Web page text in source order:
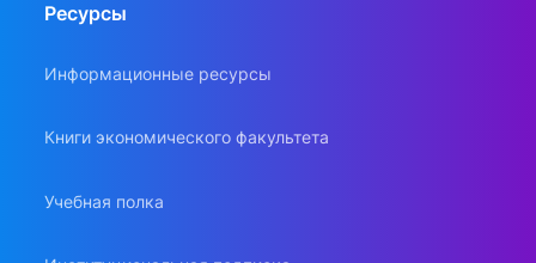
Ресурсы
Информационные ресурсы
Книги экономического факультета
Учебная полка